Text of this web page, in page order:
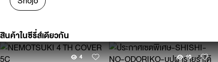
สินค้าในซีรี่ส์เดียวกัน
4 10